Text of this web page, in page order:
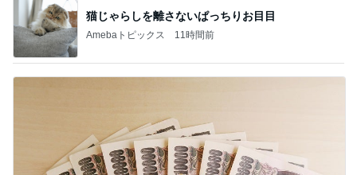
だいたの夫 我が家の献立の決め方
毎年消化に困っている贅沢な悩み
Amebaトピックス 22時間前